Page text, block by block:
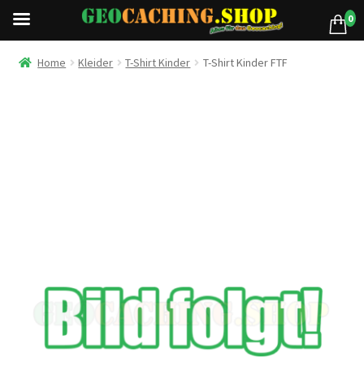
Home Kleider T-Shirt Kinder T-Shirt Kinder FTF
0